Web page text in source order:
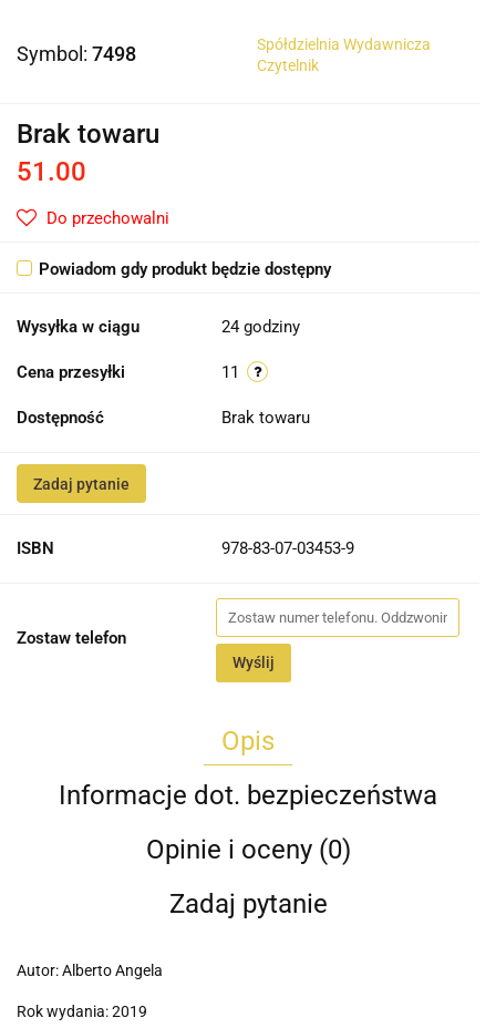
Symbol: 7498
Spółdzielnia Wydawnicza
Czytelnik
Brak towaru
51.00
Do przechowalni
Powiadom gdy produkt będzie dostępny
Wysyłka w ciągu 24 godziny
Cena przesyłki 11
Dostępność Brak towaru
Zadaj pytanie
ISBN 978-83-07-03453-9
Zostaw telefon
Wyślij
Opis
Informacje dot. bezpieczeństwa
Opinie i oceny (0)
Zadaj pytanie
Autor: Alberto Angela
Rok wydania: 2019